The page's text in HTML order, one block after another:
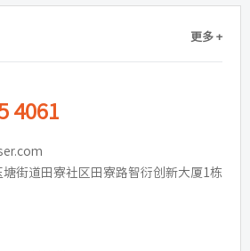
更多 +
4061
街道田寮社区田寮路智衍创新大厦1栋